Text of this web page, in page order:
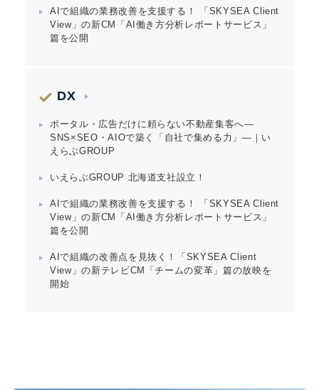
AIで組織の業務改善を支援する！ 「SKYSEA Client
View」の新CM「AI働き方分析レポートサービス」
篇を公開
DX
ポータル・広告だけに頼らない不動産集客へ―
SNS×SEO・AIOで築く「自社で集める力」―｜い
えらぶGROUP
いえらぶGROUP 北海道支社設立！
AIで組織の業務改善を支援する！ 「SKYSEA Client
View」の新CM「AI働き方分析レポートサービス」
篇を公開
AIで組織の改善点を見抜く！「SKYSEA Client
View」の新テレビCM「チームの変革」篇の放映を
開始